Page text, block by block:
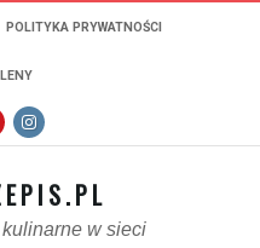
POLITYKA PRYWATNOŚCI
w sieci